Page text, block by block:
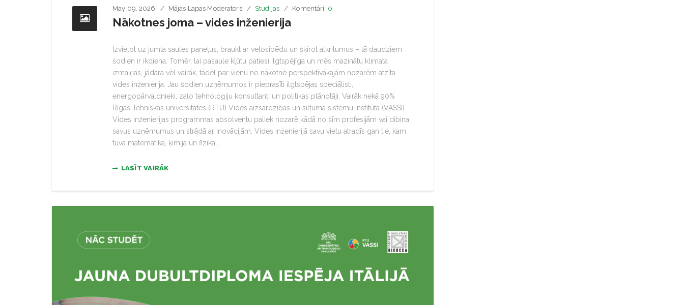
May 09, 2026 Mājas Lapas Moderators Studijas Komentāri: 0
Nākotnes joma – vides inženierija
Izvietot uz jumta saules paneļus, braukt ar velosipēdu un šķirot atkritumus – tā daudziem
šodien ir ikdiena. Tomēr, lai pasaule kļūtu patiesi ilgtspējīga un mēs mazinātu klimata
izmaiņas, jādara vēl vairāk, tādēļ par vienu no nākotnē perspektīvākajām nozarēm atzīta
vides inženierija. Jau šodien uzņēmumos ir pieprasīti ilgtspējas speciālisti,
energopārvaldnieki, zaļo tehnoloģiju konsultanti un politikas plānotāji. Vairāk nekā 90%
Rīgas Tehniskās universitātes (RTU) Vides aizsardzības un siltuma sistēmu institūta (VASSI)
Vides inženierijas programmas absolventu paliek nozarē kādā no šīm profesijām vai dibina
savus uzņēmumus un strādā ar inovācijām. Vides inženierijā savu vietu atradīs gan tie, kam
tuva matemātika, ķīmija un fizika,.
LASĪT VAIRĀK